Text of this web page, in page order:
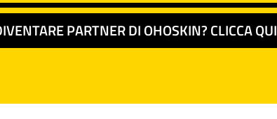
PARTNER DI OHOSKIN? CLICCA QUI